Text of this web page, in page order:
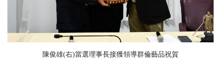
陳俊雄(右)當選理事長接獲領導群倫藝品祝賀